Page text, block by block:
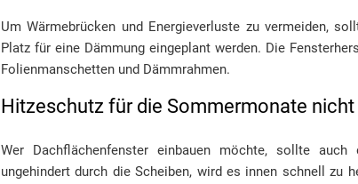
Um Wärmebrücken und Energieverluste zu vermeiden,
Platz für eine Dämmung eingeplant werden. Die
Folienmanschetten und Dämmrahmen.
Hitzeschutz für die Sommermonate nicht
Wer Dachflächenfenster einbauen möchte, sollte
ungehindert durch die Scheiben, wird es innen schnell zu